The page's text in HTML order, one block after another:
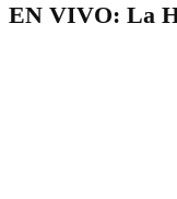
EN VIVO: La